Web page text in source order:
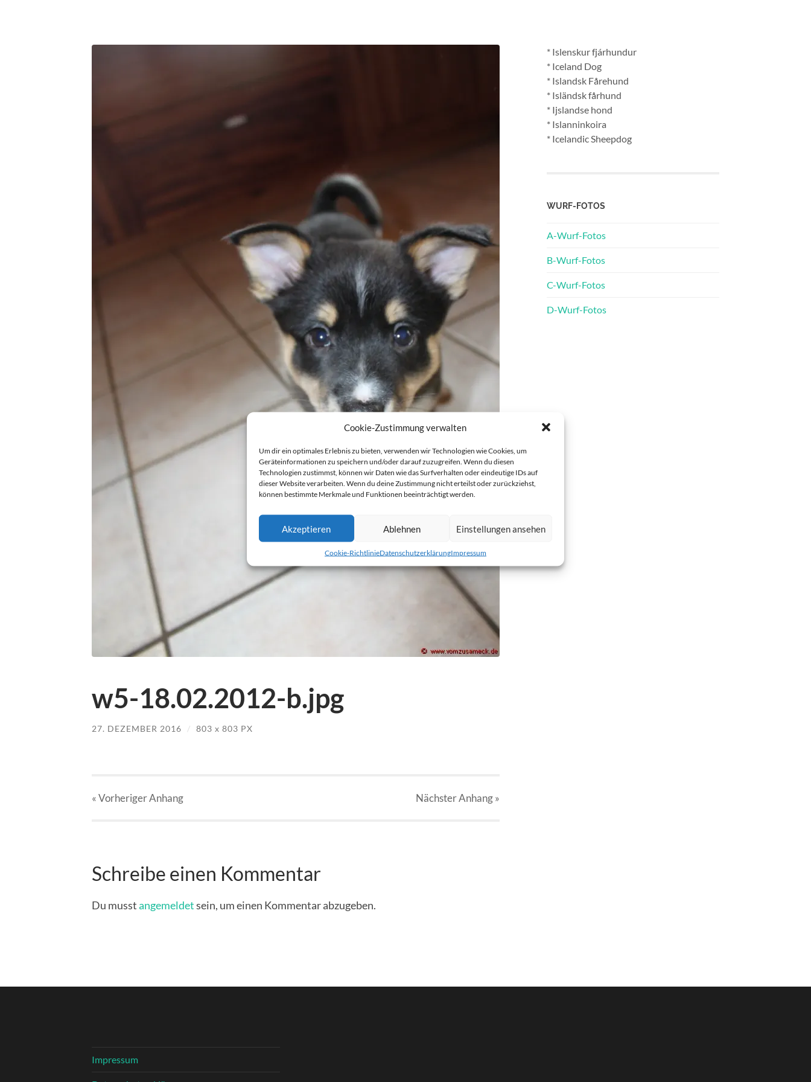
Cookie-Zustimmung verwalten
Um dir ein optimales Erlebnis zu bieten, verwenden wir Technologien wie Cookies, um
Geräteinformationen zu speichern und/oder darauf zuzugreifen. Wenn du diesen
Technologien zustimmst, können wir Daten wie das Surfverhalten oder eindeutige IDs auf
dieser Website verarbeiten. Wenn du deine Zustimmung nicht erteilst oder zurückziehst,
können bestimmte Merkmale und Funktionen beeinträchtigt werden.
Akzeptieren Ablehnen Einstellungen ansehen
Cookie-RichtlinieDatenschutzerklärungImpressum
w5-18.02.2012-b.jpg
27. DEZEMBER 2016 / 803 x 803 PX
« VorherigerAnhang NächsterAnhang»
Schreibe einen Kommentar
Du musstangemeldetsein, um einen Kommentar abzugeben.
* Islenskur fjárhundur
* Iceland Dog
* Islandsk Fårehund
* Isländsk fårhund
* Ijslandse hond
* Islanninkoira
* Icelandic Sheepdog
WURF-FOTOS
A-Wurf-Fotos
B-Wurf-Fotos
C-Wurf-Fotos
D-Wurf-Fotos
Impressum